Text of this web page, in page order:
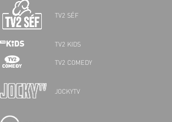
TV2 SÉF
TV2 KIDS
TV2 COMEDY
JOCKYTV